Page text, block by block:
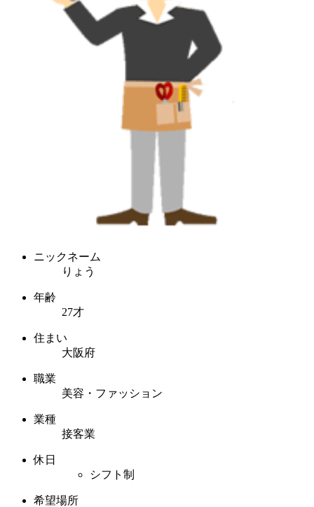
ニックネーム
りょう
年齢
27才
住まい
大阪府
職業
美容・ファッション
業種
接客業
休日
シフト制
希望場所